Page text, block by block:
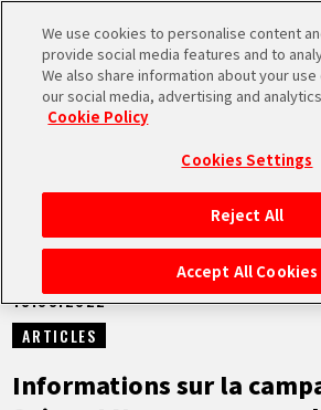
ACCUEIL
NEWS
À NE PAS MANQUER
NEWS
18.03.2022
ARTICLES
Informations sur la
We use cookies to personalise content
provide social media features and to
We also share information about your
our social media, advertising and
Cookie Policy
Cookies Settings
Reject All
Accept All Cookies